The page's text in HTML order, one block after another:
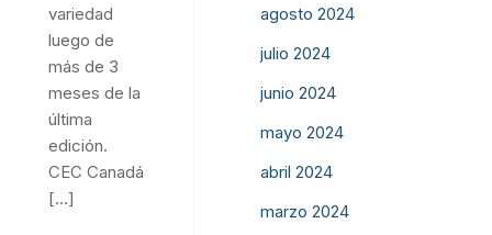
variedad
luego de
más de 3
meses de la
última
edición.
CEC Canadá
[…]
agosto 2024
julio 2024
junio 2024
mayo 2024
abril 2024
marzo 2024